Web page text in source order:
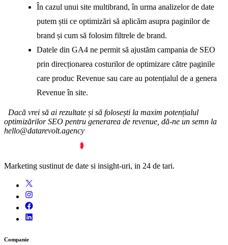
În cazul unui site multibrand, în urma analizelor de date
putem știi ce optimizări să aplicăm asupra paginilor de
brand și cum să folosim filtrele de brand.
Datele din GA4 ne permit să ajustăm campania de SEO
prin direcționarea costurilor de optimizare către paginile
care produc Revenue sau care au potențialul de a genera
Revenue în site.
Dacă vrei să ai rezultate și să folosești la maxim potențialul
optimizărilor SEO pentru generarea de revenue, dă-ne un semn la
hello@datarevolt.agency
Marketing sustinut de date si insight-uri, in 24 de tari.
Companie